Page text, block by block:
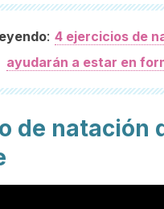
: 4 ejercicios de
ayudarán a estar en
de natación